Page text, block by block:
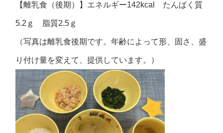
【離乳食（後期）】エネルギー142kcal たんぱく質
5.2ｇ 脂質2.5ｇ
（写真は離乳食後期です。年齢によって形、固さ、盛
り付け量を変えて、提供しています。）